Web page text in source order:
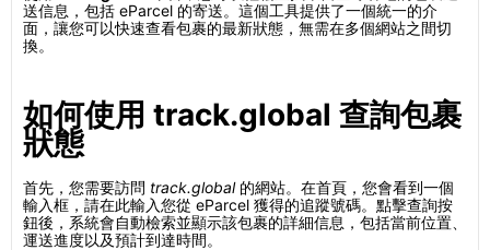
送信息，包括 eParcel 的寄送。這個工具提供了一個統一的介
面，讓您可以快速查看包裹的最新狀態，無需在多個網站之間切
換。
如何使用 track.global 查詢包裹
狀態
首先，您需要訪問 track.global的網站。在首頁，您會看到一個
輸入框，請在此輸入您從 eParcel 獲得的追蹤號碼。點擊查詢按
鈕後，系統會自動檢索並顯示該包裹的詳細信息，包括當前位置、
運送進度以及預計到達時間。